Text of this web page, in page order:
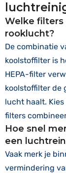
Welke
rooklucht?
De combinatie
koolstoffilter is
HEPA-filter
koolstoffilter de
lucht haalt.
filters
Hoe snel
een
Vaak merk je
vermindering